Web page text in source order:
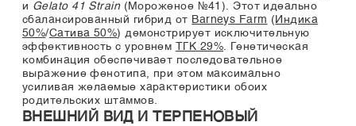
и Gelato 41 Strain(Мороженое №41). Этот идеально
сбалансированный гибрид от Barneys Farm ( Индика
50%/Сатива 50%) демонстрирует исключительную
эффективность с уровнем
ТГК 29%. Генетическая
комбинация обеспечивает последовательное
выражение фенотипа, при этом максимально
усиливая желаемые характеристики обоих
родительских штаммов.
ВНЕШНИЙ ВИД И ТЕРПЕНОВЫЙ